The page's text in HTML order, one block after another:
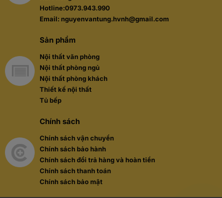
Hotline:0973.943.990
Email: nguyenvantung.hvnh@gmail.com
Sản phẩm
Nội thất văn phòng
Nội thất phòng ngủ
Nội thất phòng khách
Thiết kế nội thất
Tủ bếp
Chính sách
Chính sách vận chuyển
Chính sách bảo hành
Chính sách đổi trả hàng và hoàn tiền
Chính sách thanh toán
Chính sách bảo mật